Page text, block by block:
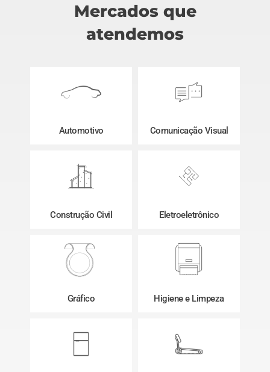
Mercados que
atendemos
Automotivo Comunicação Visual
Construção Civil Eletroeletrônico
Gráfico Higiene e Limpeza